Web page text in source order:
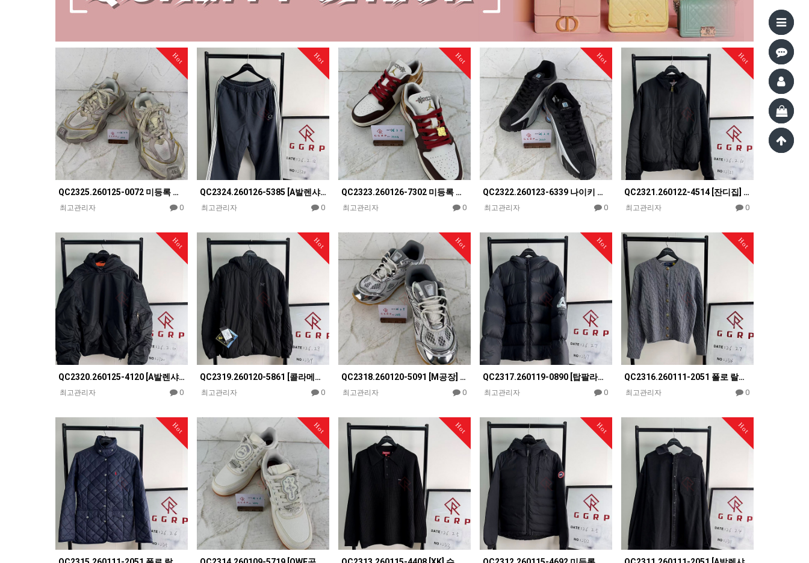
Hot
QC2325.260125-0072 미등록 제품 [XA공장] 발렌시아가 카고 화이트 스니커즈
최고관리자 0
Hot
QC2324.260126-5385 [A발렌샤] 발렌시아가 루프 스포츠 블랙 바지
최고관리자 0
Hot
QC2323.260126-7302 미등록 제품 [CJ공장] 에어 조던1 로우 SE 이어 오브 더 홀스 IQ5…
최고관리자 0
Hot
QC2322.260123-6339 나이키 샥스 R4 메탈릭 실버 블랙 CW2626-004
최고관리자 0
Hot
QC2321.260122-4514 [잔디집] 메종 마르지엘라 컷어웨이 블랙 패딩 봄버 자켓
최고관리자 0
Hot
QC2320.260125-4120 [A발렌샤] 발렌시아가 3B 스포츠 블랙 나일론 아노락 봄버 자켓
최고관리자 0
Hot
QC2319.260120-5861 [콜라메이드] 아크테릭스 아톰 AR 헤비웨이트 후드 자켓
최고관리자 0
Hot
QC2318.260120-5091 [M공장] 보테가 베네타 오르빗 실버 화이트 스니커즈
최고관리자 0
Hot
QC2317.260119-0890 [탑팔라스] 팔라스 퍼텍스 오파크 발라클라바 블랙 푸퍼 자켓
최고관리자 0
Hot
QC2316.260111-2051 폴로 랄프로렌 케이블 그레이 울 캐시미어 니트 가디건 여성복
최고관리자 0
Hot Hot Hot Hot Hot